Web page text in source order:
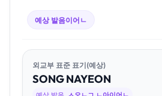
예상 발음이어ㄴ
외교부 표준 표기(예상)
SONGNAYEON